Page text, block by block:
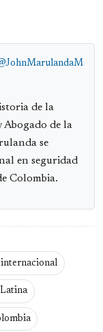
de la
Abogado de la
se
en seguridad
Colombia.